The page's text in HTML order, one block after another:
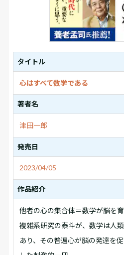
タイトル
心はすべて数学である
著者名
津田一郎
発売日
2023/04/05
作品紹介
他者の心の集合体＝数学が脳を
複雑系研究の泰斗が、数学は人
あり、その普遍心が脳の発達を